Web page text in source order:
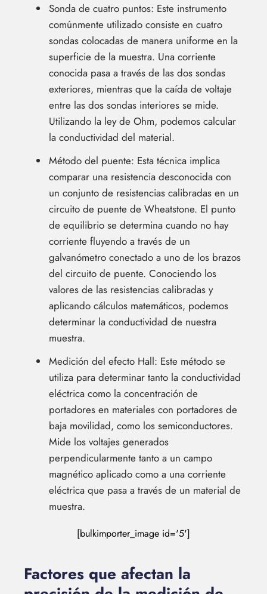
Sonda de cuatro puntos: Este instrumento
comúnmente utilizado consiste en cuatro
sondas colocadas de manera uniforme en la
superficie de la muestra. Una corriente
conocida pasa a través de las dos sondas
exteriores, mientras que la caída de voltaje
entre las dos sondas interiores se mide.
Utilizando la ley de Ohm, podemos calcular
la conductividad del material.
Método del puente: Esta técnica implica
comparar una resistencia desconocida con
un conjunto de resistencias calibradas en un
circuito de puente de Wheatstone. El punto
de equilibrio se determina cuando no hay
corriente fluyendo a través de un
galvanómetro conectado a uno de los brazos
del circuito de puente. Conociendo los
valores de las resistencias calibradas y
aplicando cálculos matemáticos, podemos
determinar la conductividad de nuestra
muestra.
Medición del efecto Hall: Este método se
utiliza para determinar tanto la conductividad
eléctrica como la concentración de
portadores en materiales con portadores de
baja movilidad, como los semiconductores.
Mide los voltajes generados
perpendicularmente tanto a un campo
magnético aplicado como a una corriente
eléctrica que pasa a través de un material de
muestra.
[bulkimporter_image id='5']
Factores que afectan la